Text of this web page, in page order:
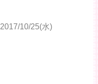
2017/10/25(水)